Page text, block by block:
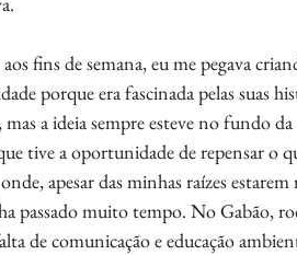
fins de semana, eu me pegava
porque era fascinada pelas suas
mas a ideia sempre esteve no fundo
tive a oportunidade de repensar o
apesar das minhas raízes
passado muito tempo. No Gabão,
de comunicação e educação